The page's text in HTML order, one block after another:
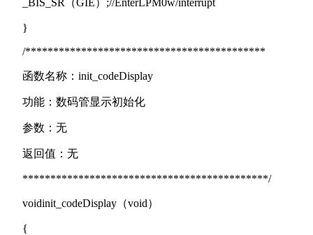
}
/*******************************************
函数名称：init_codeDisplay
功能：数码管显示初始化
参数：无
返回值：无
********************************************/
voidinit_codeDisplay（void）
{